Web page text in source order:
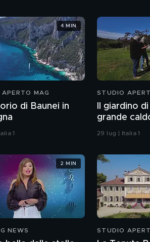
MAG
di Baunei in
1
4 MIN
STUDIO
Il giardino
grande
29 lug | Italia 1
NEWS
2 MIN
STUDIO